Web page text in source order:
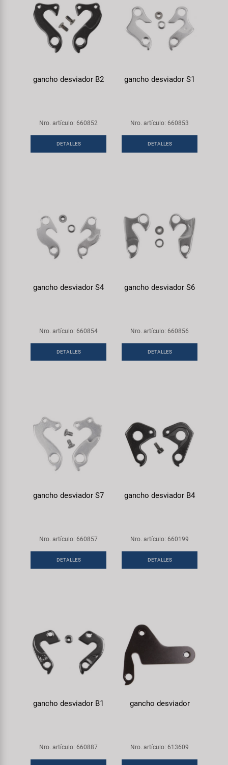
gancho desviador B2
Nro. artículo: 660852
DETALLES
gancho desviador S1
Nro. artículo: 660853
DETALLES
gancho desviador S4
Nro. artículo: 660854
DETALLES
gancho desviador S6
Nro. artículo: 660856
DETALLES
gancho desviador S7
Nro. artículo: 660857
DETALLES
gancho desviador B4
Nro. artículo: 660199
DETALLES
gancho desviador B1
Nro. artículo: 660887
gancho desviador
Nro. artículo: 613609